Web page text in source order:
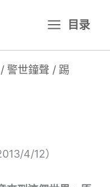
目录
/ 警世鐘聲 / 踢
4/12）